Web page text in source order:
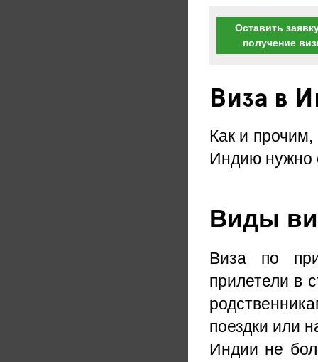
Оставить
получение
Виза в
Как и
Индию нужно
Виды
Виза по
прилетели в
поездки или
Индии не